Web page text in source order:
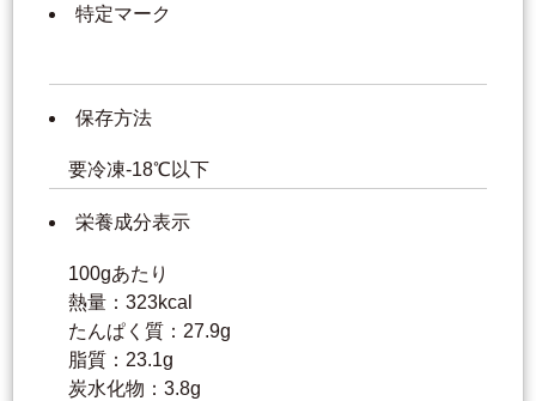
特定マーク
保存方法
要冷凍-18℃以下
栄養成分表示
100gあたり
熱量：323kcal
たんぱく質：27.9g
脂質：23.1g
炭水化物：3.8g